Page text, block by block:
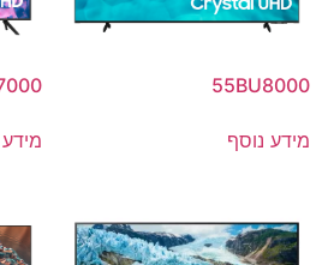
55BU8000
מידע נוסף